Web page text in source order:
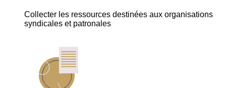
Collecter les ressources destinées aux organisations
syndicales et patronales